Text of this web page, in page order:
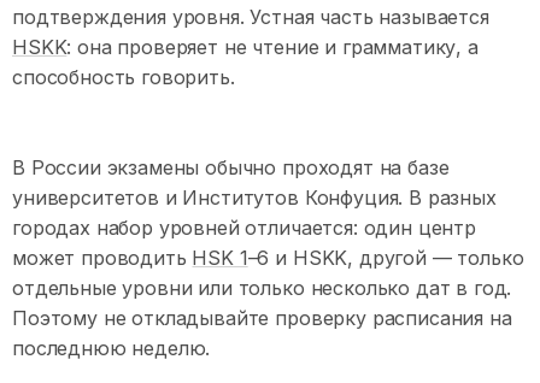
подтверждения уровня. Устная часть называется
HSKK: она проверяет не чтение и грамматику, а
способность говорить.
В России экзамены обычно проходят на базе
университетов и Институтов Конфуция. В разных
городах набор уровней отличается: один центр
может проводить HSK 1–6 и HSKK, другой — только
отдельные уровни или только несколько дат в год.
Поэтому не откладывайте проверку расписания на
последнюю неделю.